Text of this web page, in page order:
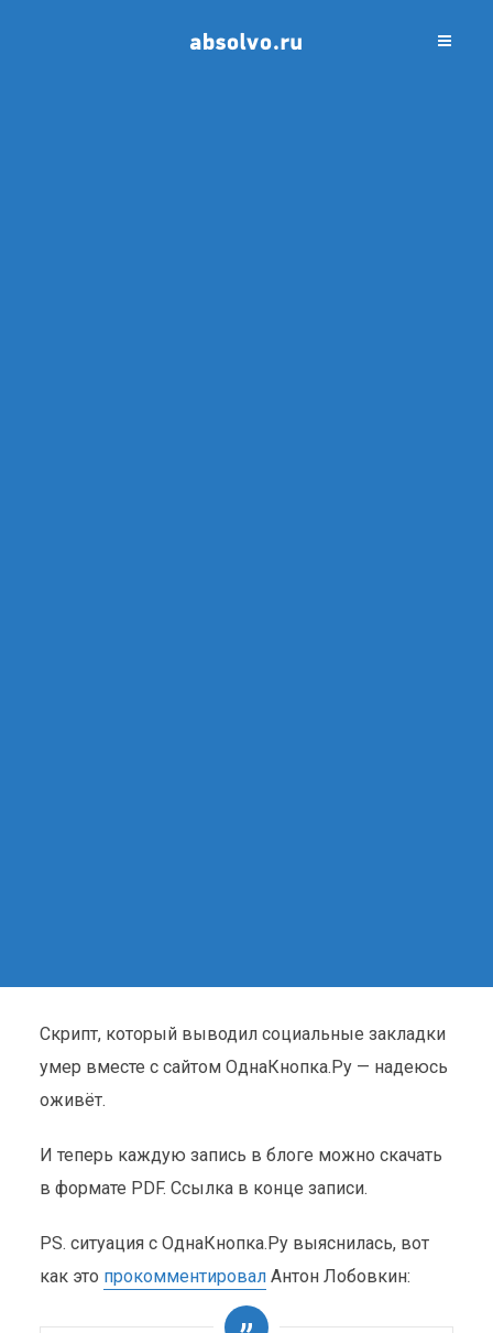
Скрипт, который выводил социальные закладки
умер вместе с сайтом ОднаКнопка.Ру — надеюсь
оживёт.
И теперь каждую запись в блоге можно скачать
в формате PDF. Ссылка в конце записи.
PS. ситуация с ОднаКнопка.Ру выяснилась, вот
как это прокомментировалАнтон Лобовкин: